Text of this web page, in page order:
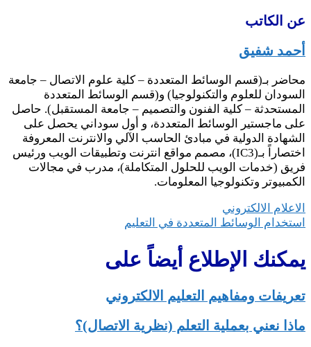
عن الكاتب
أحمد شفيق
محاضر بـ(قسم الوسائط المتعددة – كلية علوم الاتصال – جامعة
السودان للعلوم والتكنولوجيا) و(قسم الوسائط المتعددة
المستحدثة – كلية الفنون والتصميم – جامعة المستقبل). حاصل
على ماجستير الوسائط المتعددة، و أول سوداني يحصل على
الشهادة الدولية في مبادئ الحاسب الآلي والانترنت المعروفة
اختصاراً بـ(IC3)، مصمم مواقع انترنت وتطبيقات الويب ورئيس
فريق (خدمات الويب للحلول المتكاملة)، مدرب في مجالات
الكمبيوتر وتكنولوجيا المعلومات.
تصفّح
المقالات
الاعلام الالكتروني
استخدام الوسائط المتعددة في التعليم
يمكنك الإطلاع أيضاً على
تعريفات ومفاهيم التعليم الالكتروني
ماذا نعني بعملية التعلم (نظرية الاتصال)؟